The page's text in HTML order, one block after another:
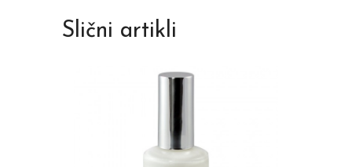
Slični artikli